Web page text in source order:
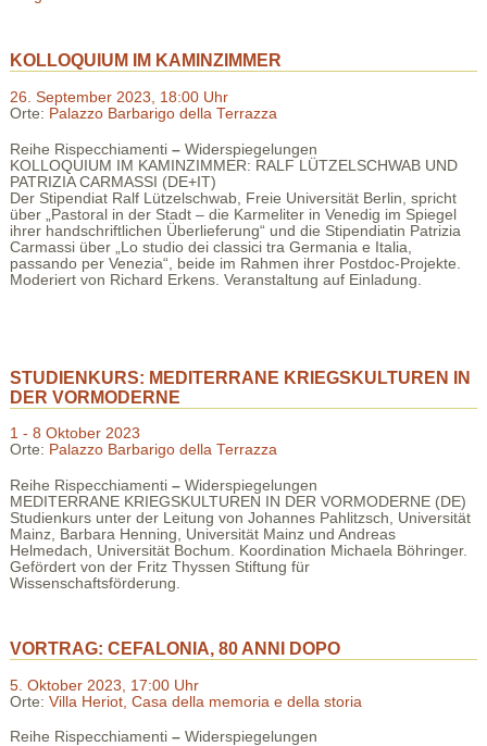
KOLLOQUIUM IM KAMINZIMMER
26. September 2023, 18:00 Uhr
Orte: Palazzo Barbarigo della Terrazza
Reihe Rispecchiamenti –Widerspiegelungen
KOLLOQUIUM IM KAMINZIMMER: RALF LÜTZELSCHWAB UND
PATRIZIA CARMASSI (DE+IT)
Der Stipendiat Ralf Lützelschwab, Freie Universität Berlin, spricht
über „Pastoral in der Stadt – die Karmeliter in Venedig im Spiegel
ihrer handschriftlichen Überlieferung“ und die Stipendiatin Patrizia
Carmassi über „Lo studio dei classici tra Germania e Italia,
passando per Venezia“, beide im Rahmen ihrer Postdoc-Projekte.
Moderiert von Richard Erkens. Veranstaltung auf Einladung.
STUDIENKURS: MEDITERRANE KRIEGSKULTUREN IN
DER VORMODERNE
1 - 8 Oktober 2023
Orte: Palazzo Barbarigo della Terrazza
Reihe Rispecchiamenti –Widerspiegelungen
MEDITERRANE KRIEGSKULTUREN IN DER VORMODERNE (DE)
Studienkurs unter der Leitung von Johannes Pahlitzsch, Universität
Mainz, Barbara Henning, Universität Mainz und Andreas
Helmedach, Universität Bochum. Koordination Michaela Böhringer.
Gefördert von der Fritz Thyssen Stiftung für
Wissenschaftsförderung.
VORTRAG: CEFALONIA, 80 ANNI DOPO
5. Oktober 2023, 17:00 Uhr
Orte: Villa Heriot, Casa della memoria e della storia
Reihe Rispecchiamenti – Widerspiegelungen